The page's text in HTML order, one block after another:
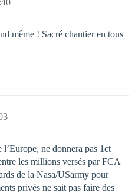
même ! Sacré chantier en tous
l’Europe, ne donnera pas 1ct
les millions versés par FCA
de la Nasa/USarmy pour
privés ne sait pas faire des